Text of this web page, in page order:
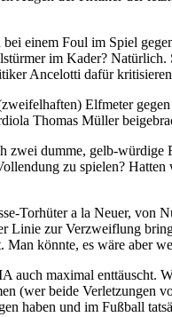
einem Foul im Spiel
im Kader?
Ancelotti dafür
Elfmeter
Thomas Müller
dumme, gelb-
zu spielen?
Torhüter a la Neuer,
Linie zur Verzweiflung
könnte, es wäre aber
maximal enttäuscht.
(wer beide
haben und im Fußball